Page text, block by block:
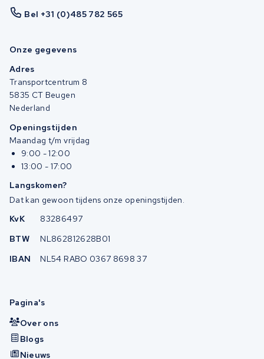
Bel +31 (0)485 782 565
Onze gegevens
Adres
Transportcentrum 8
5835 CT Beugen
Nederland
Openingstijden
Maandag t/m vrijdag
9:00 - 12:00
13:00 - 17:00
Langskomen?
Dat kan gewoon tijdens onze openingstijden.
KvK
83286497
BTW
NL862812628B01
IBAN
NL54 RABO 0367 8698 37
Pagina's
Over ons
Blogs
Nieuws